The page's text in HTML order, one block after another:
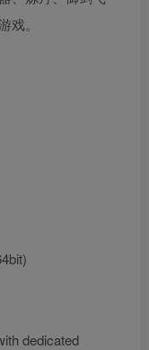
。
dedicated